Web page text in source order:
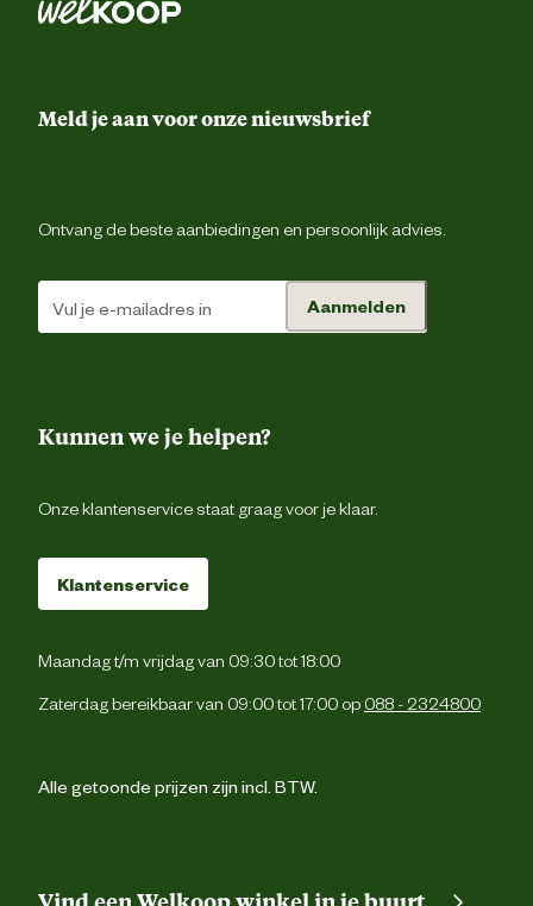
Meld je aan voor onze nieuwsbrief
Ontvang de beste aanbiedingen en persoonlijk advies.
Aanmelden
Kunnen we je helpen?
Onze klantenservice staat graag voor je klaar.
Klantenservice
Maandag t/m vrijdag van 09:30 tot 18:00
Zaterdag bereikbaar van 09:00 tot 17:00 op 088 - 2324800
Alle getoonde prijzen zijn incl. BTW.